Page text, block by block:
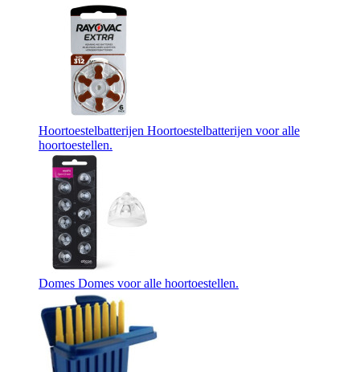
Hoortoestelbatterijen Hoortoestelbatterijen voor alle
hoortoestellen.
Domes Domes voor alle hoortoestellen.